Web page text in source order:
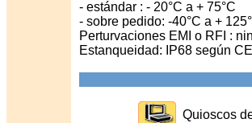
- estándar : - 20°C a + 75°C
- sobre pedido: -40°C a +
Perturvaciones EMI o RFI :
Estanqueidad: IP68 según
Quioscos